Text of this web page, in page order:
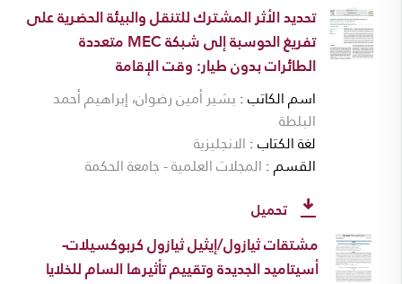
تحديد الأثر المشترك للتنقل والبيئة الحضرية على
تفريغ الحوسبة إلى شبكة MEC متعددة
الطائرات بدون طيار: وقت الإقامة
اسم الكاتب بشير أمين رضوان، إبراهيم أحمد
البلطة
لغة الكتاب الانجليزية
القسم المجلات العلمية - جامعة الحكمة
تحميل
مشتقات ثيازول/إيثيل ثيازول كربوكسيلات-
أسيتاميد الجديدة وتقييم تأثيرها السام للخلايا